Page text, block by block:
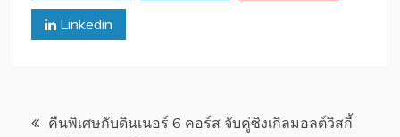
Linkedin
แนะแนว
คืนพิเศษกับดินเนอร์ 6 คอร์ส จับคู่ซิงเกิลมอลต์วิสกี้